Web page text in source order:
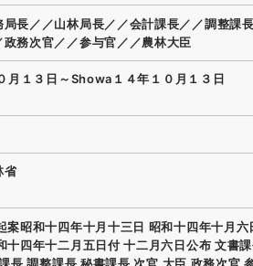
長／／山林局長／／会計課長／／調整課
務次官／／参与官／／農林大臣
月１３日～Showa１４年１０月１３日
省
案昭和十四年十月十三日 昭和十四年十月六
十四年十二月五日付 十二月六日公布 文書
長 調整課長 秘書課長 次官 大臣 政務次官